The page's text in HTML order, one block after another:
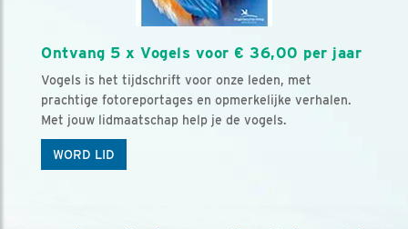
Ontvang 5 x Vogels voor € 36,00 per jaar
Vogels is het tijdschrift voor onze leden, met
prachtige fotoreportages en opmerkelijke verhalen.
Met jouw lidmaatschap help je de vogels.
WORD LID